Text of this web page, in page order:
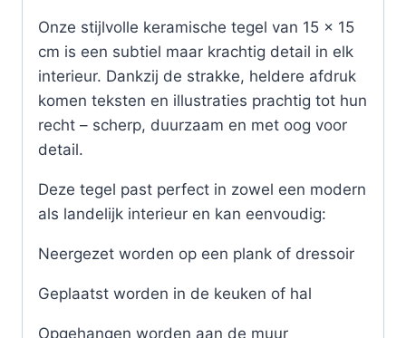
Onze stijlvolle keramische tegel van 15 x 15
cm is een subtiel maar krachtig detail in elk
interieur. Dankzij de strakke, heldere afdruk
komen teksten en illustraties prachtig tot hun
recht – scherp, duurzaam en met oog voor
detail.
Deze tegel past perfect in zowel een modern
als landelijk interieur en kan eenvoudig:
Neergezet worden op een plank of dressoir
Geplaatst worden in de keuken of hal
Opgehangen worden aan de muur